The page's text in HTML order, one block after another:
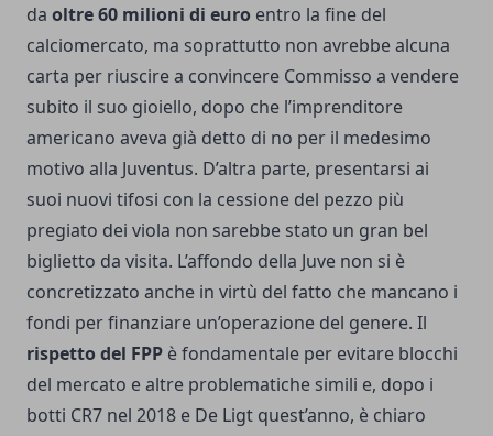
da oltre 60 milioni di euro entro la fine del
calciomercato, ma soprattutto non avrebbe alcuna
carta per riuscire a convincere Commisso a vendere
subito il suo gioiello, dopo che l’imprenditore
americano aveva già detto di no per il medesimo
motivo alla Juventus. D’altra parte, presentarsi ai
suoi nuovi tifosi con la cessione del pezzo più
pregiato dei viola non sarebbe stato un gran bel
biglietto da visita. L’affondo della Juve non si è
concretizzato anche in virtù del fatto che mancano i
fondi per finanziare un’operazione del genere. Il
rispetto del FPP è fondamentale per evitare blocchi
del mercato e altre problematiche simili e, dopo i
botti CR7 nel 2018 e De Ligt quest’anno, è chiaro